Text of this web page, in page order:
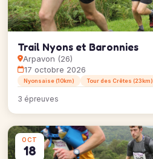
Trail Nyons et Baronnies
Arpavon (26)
17 octobre 2026
Nyonsaise (10km) Tour des Crêtes (23km)
3 épreuves
OCT
18